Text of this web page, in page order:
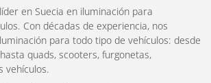
en Suecia en iluminación para
Con décadas de experiencia, nos
para todo tipo de vehículos: desde
quads, scooters, furgonetas,
vehículos.